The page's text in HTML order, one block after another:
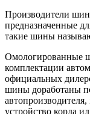
Производители
предназначенные
такие шины
Омологированные
комплектации
официальных
шины доработаны
устройство корда